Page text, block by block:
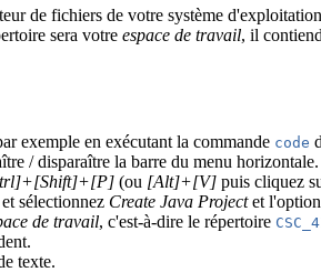
de fichiers de votre système
sera votreespace de travail, il
exemple en exécutant la commande code
/ disparaître la barre du menu horizontale.
(ou [Alt]+[V] puis cliquez
sélectionnez Create Java Projectet l'option
de travail, c'est-à-dire le répertoire
texte.